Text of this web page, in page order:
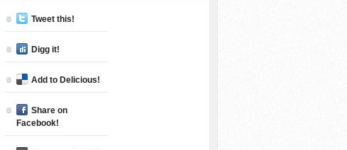
Tweet this!
Digg it!
Add to Delicious!
Share on
Facebook!